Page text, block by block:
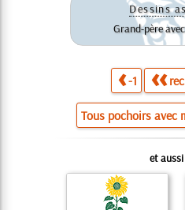
Dessins
Grand-père
-1
Tous pochoirs avec
et aussi